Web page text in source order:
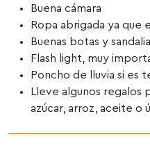
Buena cámara
Ropa abrigada ya que
Buenas botas y
Flash light, muy
Poncho de lluvia si es
Lleve algunos regalos
azúcar, arroz, aceite o